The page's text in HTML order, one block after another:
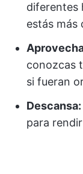
diferentes
estás más
conozcas
si fueran
Descansa:
para